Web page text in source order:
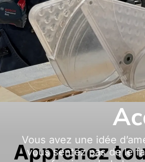
Vous avez une idée
vous sentez pas de le
Apprenez